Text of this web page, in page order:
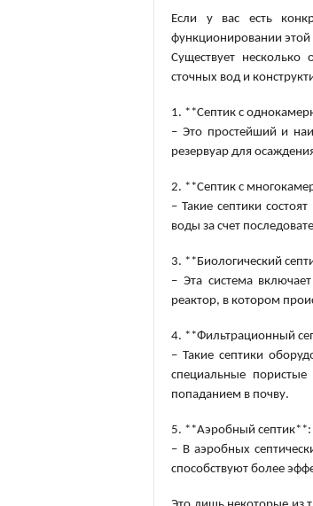
Если у вас есть
функционировании этой
Существует несколько
сточных вод и
1. **Септик с
– Это простейший и
резервуар для
2. **Септик с
– Такие септики
воды за счет
3. **Биологический
– Эта система
реактор, в котором
4. **Фильтрационный
– Такие септики
специальные
попаданием в почву.
5. **Аэробный септик**:
– В аэробных
способствуют более